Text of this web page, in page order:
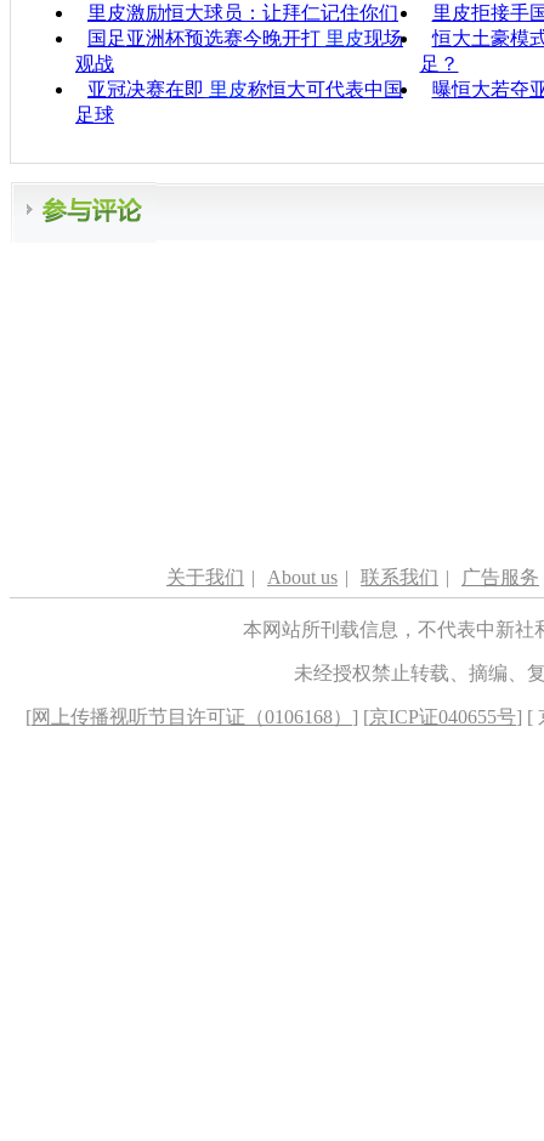
里皮激励恒大球员：让拜仁记住你们
里皮拒接手
国足亚洲杯预选赛今晚开打 里皮现场
观战
恒大土豪模
足？
亚冠决赛在即 里皮称恒大可代表中国
足球
曝恒大若夺
关于我们 | About us | 联系我们 | 广告服务
本网站所刊载信息，不代表中新
未经授权禁止转载、摘编、
[网上传播视听节目许可证（0106168） ] [京ICP证040655号] [